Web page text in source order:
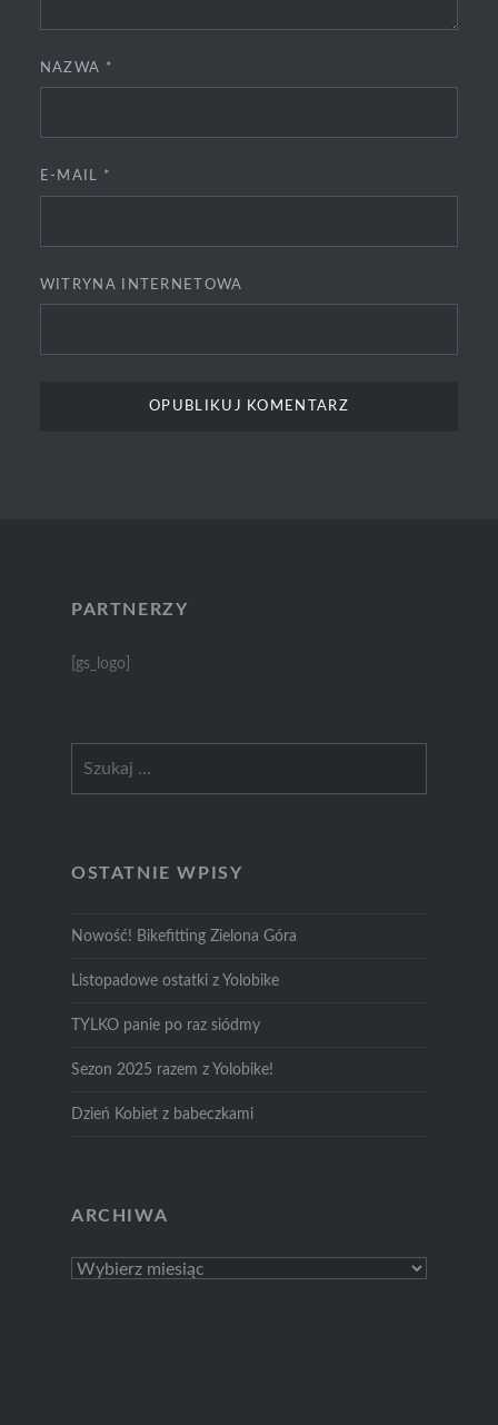
NAZWA *
E-MAIL *
WITRYNA INTERNETOWA
PARTNERZY
[gs_logo]
OSTATNIE WPISY
Nowość! Bikefitting Zielona Góra
Listopadowe ostatki z Yolobike
TYLKO panie po raz siódmy
Sezon 2025 razem z Yolobike!
Dzień Kobiet z babeczkami
ARCHIWA
Archiwa